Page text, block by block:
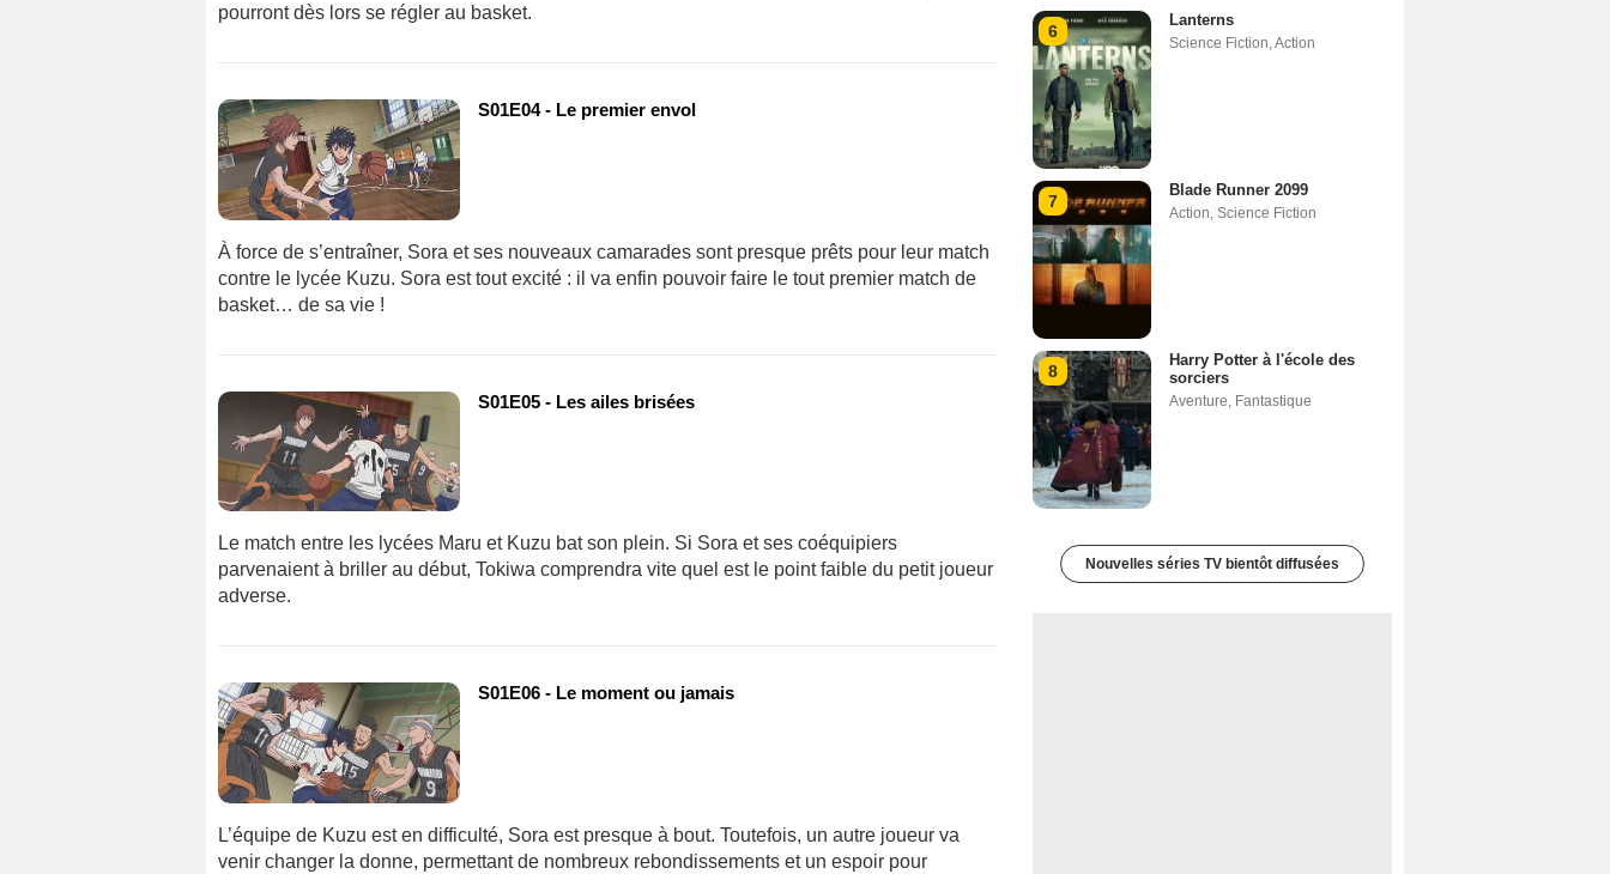
pourront dès lors se régler au basket.
S01E04 - Le premier envol
À force de s’entraîner, Sora et ses nouveaux camarades sont presque prêts pour leur match
contre le lycée Kuzu. Sora est tout excité : il va enfin pouvoir faire le tout premier match de
basket… de sa vie !
S01E05 - Les ailes brisées
Le match entre les lycées Maru et Kuzu bat son plein. Si Sora et ses coéquipiers
parvenaient à briller au début, Tokiwa comprendra vite quel est le point faible du petit joueur
adverse.
S01E06 - Le moment ou jamais
L’équipe de Kuzu est en difficulté, Sora est presque à bout. Toutefois, un autre joueur va
venir changer la donne, permettant de nombreux rebondissements et un espoir pour
6
Lanterns
Science Fiction Action
7
Blade Runner 2099
Action Science Fiction
8
Harry Potter à l'école des
sorciers
Aventure Fantastique
Nouvelles séries TV bientôt diffusées